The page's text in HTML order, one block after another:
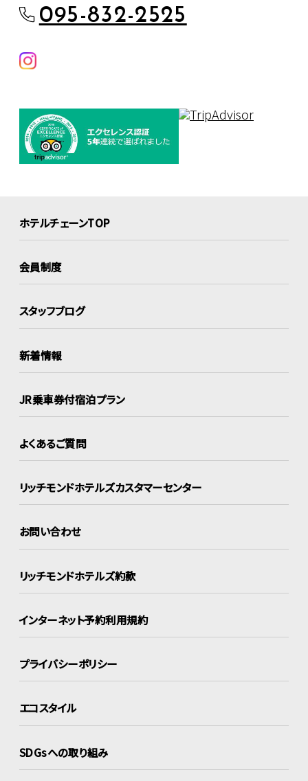
095-832-2525
ホテルチェーンTOP
会員制度
スタッフブログ
新着情報
JR乗車券付宿泊プラン
よくあるご質問
リッチモンドホテルズカスタマーセンター
お問い合わせ
リッチモンドホテルズ約款
インターネット予約利用規約
プライバシーポリシー
エコスタイル
SDGsへの取り組み